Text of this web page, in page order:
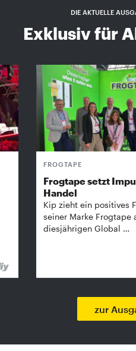
DIE AKTUELLE
Exklusiv für
FROGTAPE
Frogtape setzt
Handel
Kip zieht ein positives
seiner Marke Frogtape
diesjährigen Global …
zur